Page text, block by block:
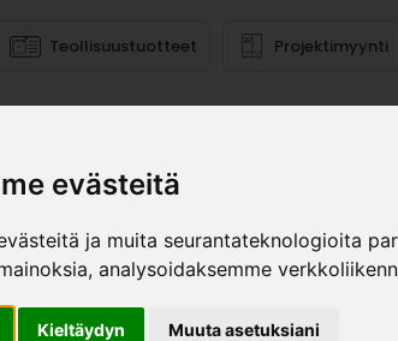
evästeitä
ja muita seurantateknologioita
analysoidaksemme
Kieltäydyn Muuta asetuksiani
Teollisuustuotteet Projektimyynti
Mallistot